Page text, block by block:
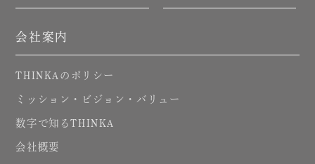
会社案内
THINKA のポリシー
ミッション・ビジョン・バリュー
数字で知るTHINKA
会社概要